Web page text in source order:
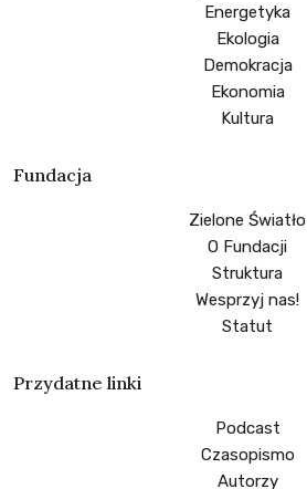
Energetyka
Ekologia
Demokracja
Ekonomia
Kultura
Fundacja
Zielone Światło
O Fundacji
Struktura
Wesprzyj nas!
Statut
Przydatne linki
Podcast
Czasopismo
Autorzy